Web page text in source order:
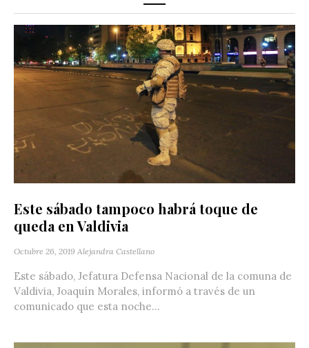
Este sábado tampoco habrá toque de
queda en Valdivia
Octubre 26, 2019 Alejandra Castellano
Este sábado, Jefatura Defensa Nacional de la comuna de
Valdivia, Joaquín Morales, informó a través de un
comunicado que esta noche...